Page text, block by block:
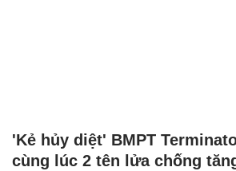
'Kẻ hủy diệt' BMPT
cùng lúc 2 tên lửa chống